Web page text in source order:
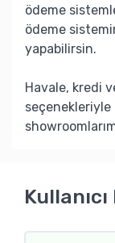
ödeme
ödeme
yapabilirsin.
Havale, kredi